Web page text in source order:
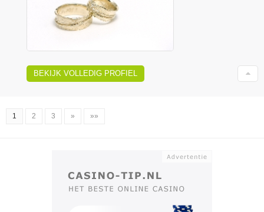
BEKIJK VOLLEDIG PROFIEL
1 2 3 » »»